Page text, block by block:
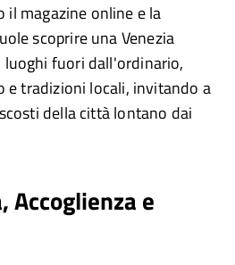
il magazine online e la
scoprire una Venezia
luoghi fuori dall'ordinario,
e tradizioni locali, invitando a
della città lontano dai
e